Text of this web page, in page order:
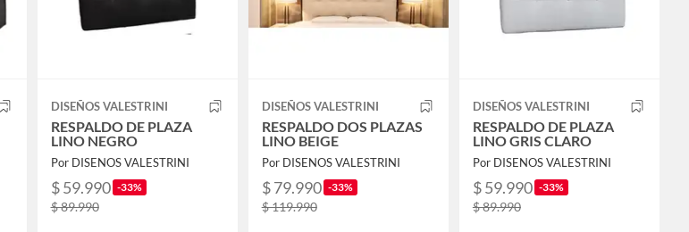
DISEÑOS VALESTRINI
RESPALDO DE PLAZA
LINO NEGRO
Por DISENOS VALESTRINI
$ 59.990 -33%
$ 89.990
DISEÑOS VALESTRINI
RESPALDO DOS PLAZAS
LINO BEIGE
Por DISENOS VALESTRINI
$ 79.990 -33%
$ 119.990
DISEÑOS VALESTRINI
RESPALDO DE PLAZA
LINO GRIS CLARO
Por DISENOS VALESTRINI
$ 59.990 -33%
$ 89.990